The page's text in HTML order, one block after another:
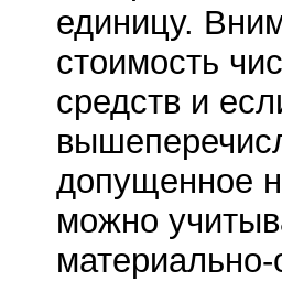
единицу.
стоимость
средств и
допущенное
можно